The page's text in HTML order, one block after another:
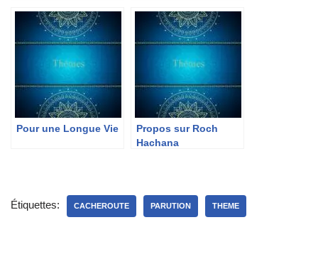
Pour une Longue Vie
Propos sur Roch
Hachana
Étiquettes: CACHEROUTE PARUTION THEME